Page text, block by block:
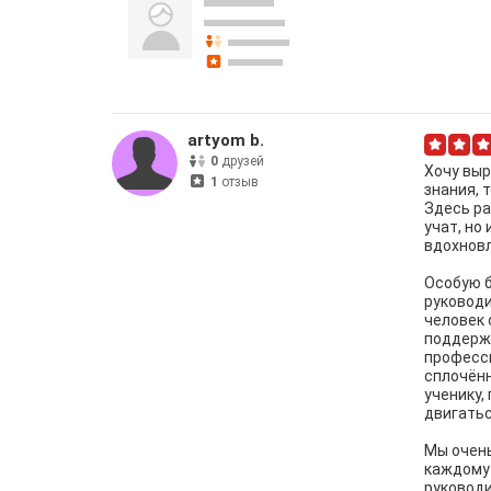
artyom b.
0 друзей
1 отзыв
Хочу
знания,
Здесь
учат, но
Особую
человек
Мы
каждому